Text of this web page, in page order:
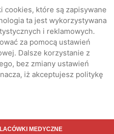
które są zapisywane
ta jest wykorzystywana
i reklamowych.
za pomocą ustawień
Dalsze korzystanie z
bez zmiany ustawień
iż akceptujesz politykę
MEDYCZNE